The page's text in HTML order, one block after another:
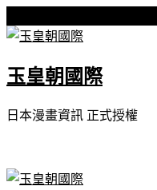
to
content
玉皇朝國際
日本漫畫資訊 正式授權